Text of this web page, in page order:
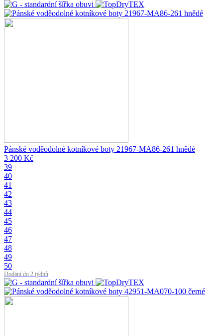
Pánské voděodolné kotníkové boty 21967-MA86-261 hnědé
3 200 Kč
39
40
41
42
43
44
45
46
47
48
49
50
Dodání do 2 týdnů